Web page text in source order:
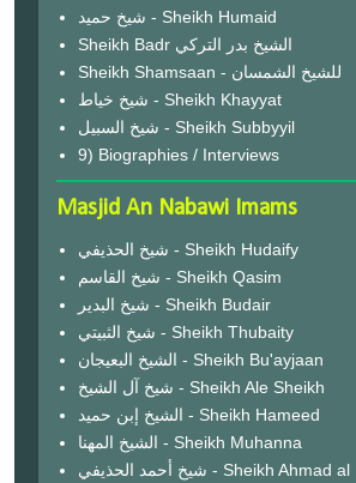
شيخ حميد - Sheikh Humaid
Sheikh Badr الشيخ بدر التركي
Sheikh Shamsaan - للشيخ الشمسان
شيخ خياط - Sheikh Khayyat
شيخ السبيل - Sheikh Subbyyil
9) Biographies / Interviews
Masjid An Nabawi Imams
شيخ الحذيفي - Sheikh Hudaify
شيخ القاسم - Sheikh Qasim
شيخ البدير - Sheikh Budair
شيخ الثبيتي - Sheikh Thubaity
الشيخ البعيجان - Sheikh Bu'ayjaan
شيخ آل الشيخ - Sheikh Ale Sheikh
الشيخ إبن حميد - Sheikh Hameed
الشيخ المهنا - Sheikh Muhanna
شيخ أحمد الحذيفي - Sheikh Ahmad al